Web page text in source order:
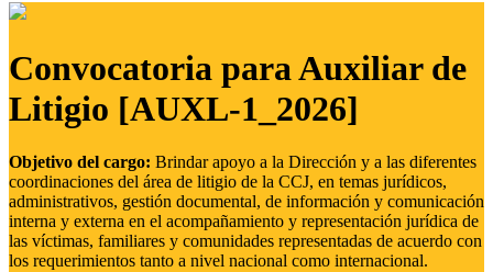
Convocatoria para Auxiliar de
Litigio [AUXL-1_2026]
Objetivo del cargo: Brindar apoyo a la Dirección y a las diferentes
coordinaciones del área de litigio de la CCJ, en temas jurídicos,
administrativos, gestión documental, de información y comunicación
interna y externa en el acompañamiento y representación jurídica de
las víctimas, familiares y comunidades representadas de acuerdo con
los requerimientos tanto a nivel nacional como internacional.